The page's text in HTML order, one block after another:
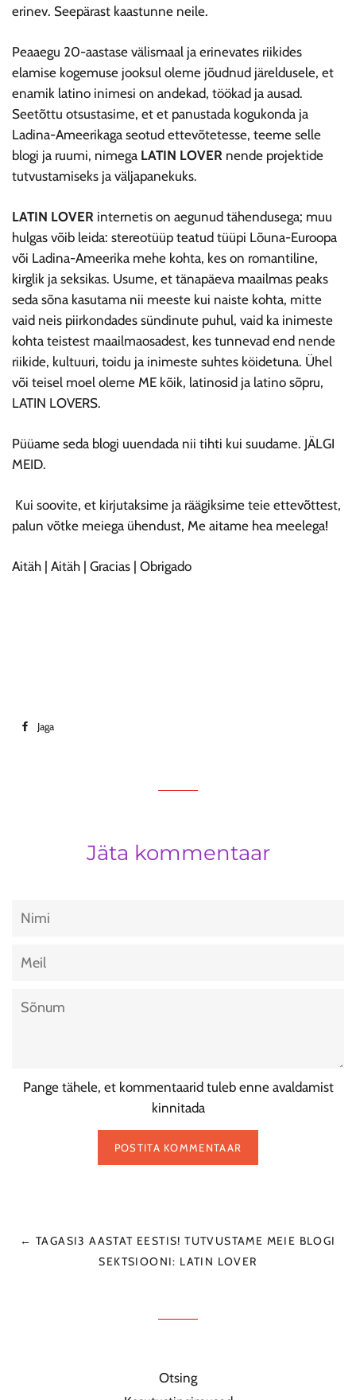
erinev. Seepärast kaastunne neile.
Peaaegu 20-aastase välismaal ja erinevates riikides
elamise kogemuse jooksul oleme jõudnud järeldusele, et
enamik latino inimesi on andekad, töökad ja ausad.
Seetõttu otsustasime, et et panustada kogukonda ja
Ladina-Ameerikaga seotud ettevõtetesse, teeme selle
blogi ja ruumi, nimega LATIN LOVER nende projektide
tutvustamiseks ja väljapanekuks.
LATIN LOVER internetis on aegunud tähendusega; muu
hulgas võib leida: stereotüüp teatud tüüpi Lõuna-Euroopa
või Ladina-Ameerika mehe kohta, kes on romantiline,
kirglik ja seksikas. Usume, et tänapäeva maailmas peaks
seda sõna kasutama nii meeste kui naiste kohta, mitte
vaid neis piirkondades sündinute puhul, vaid ka inimeste
kohta teistest maailmaosadest, kes tunnevad end nende
riikide, kultuuri, toidu ja inimeste suhtes köidetuna. Ühel
või teisel moel oleme ME kõik, latinosid ja latino sõpru,
LATIN LOVERS.
Püüame seda blogi uuendada nii tihti kui suudame. JÄLGI
MEID.
Kui soovite, et kirjutaksime ja räägiksime teie ettevõttest,
palun võtke meiega ühendust, Me aitame hea meelega!
Aitäh | Aitäh | Gracias | Obrigado
Jaga
Jäta kommentaar
Nimi
Meil
Sõnum
Pange tähele, et kommentaarid tuleb enne avaldamist
kinnitada
← TAGASI3 AASTAT EESTIS! TUTVUSTAME MEIE BLOGI
SEKTSIOONI: LATIN LOVER
Otsing